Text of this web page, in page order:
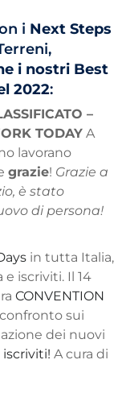
i Next Steps
i nostri Best
2022:
–
TODAY A
lavorano
grazie! Grazie a
è stato
di persona!
in tutta Italia,
iscriviti. Il 14
CONVENTION
sui
dei nuovi
iscriviti! A cura di